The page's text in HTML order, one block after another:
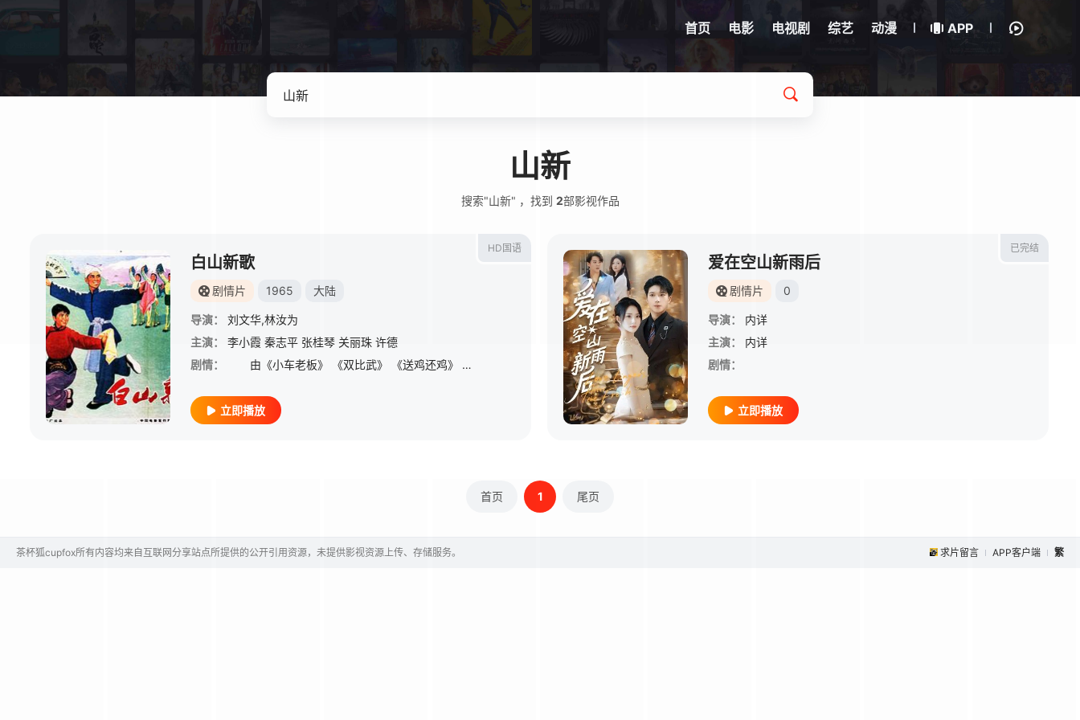
首页 电影 电视剧 综艺 动漫 APP
山新
搜索"山新" ，找到 2部影视作品
HD国语
白山新歌
剧情片 1965 大陆
导演：
刘文华,林汝为
主演：
李小霞 秦志平 张桂琴 关丽珠 许德
剧情：
由《小车老板》 《双比武》 《送鸡还鸡》 《闹碾房》等四个小节目组成。这些节目有单出头，二人转拉场戏，用不同的形式，歌唱了东北农村的新人新事新风尚，歌唱了民兵苦练杀敌本领，紧握手中枪和军爱民 民拥军的革命优良传统。
立即播放
已完结
爱在空山新雨后
剧情片 0
导演：
内详
主演：
内详
剧情：
立即播放
首页 1 尾页
求片留言 APP客户端 繁
茶杯狐cupfox所有内容均来自互联网分享站点所提供的公开引用资源，未提供影视资源上传、存储服务。